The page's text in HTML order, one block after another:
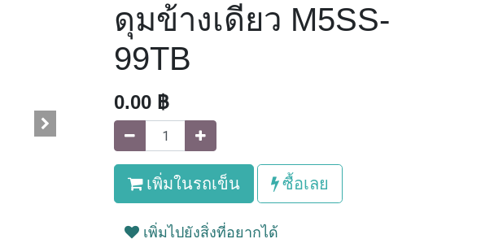
ดุมข้างเดียว M5SS-
99TB
0.00 ฿
เพิ่มในรถเข็น ซื้อเลย
เพิ่มไปยังสิ่งที่อยากได้